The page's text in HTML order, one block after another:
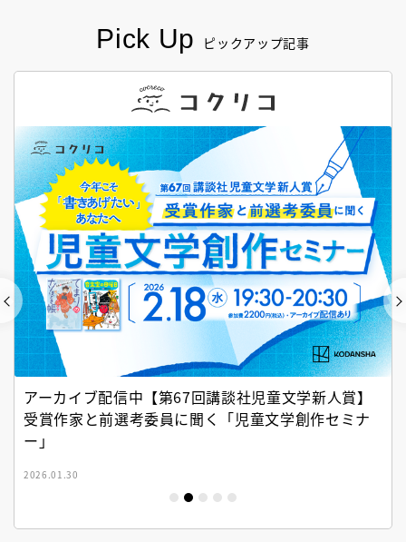
Pick Up ピックアップ記事
アーカイブ配信中【第67回講談社児童文学新人賞】
受賞作家と前選考委員に聞く「児童文学創作セミナ
ー」
2026.01.30